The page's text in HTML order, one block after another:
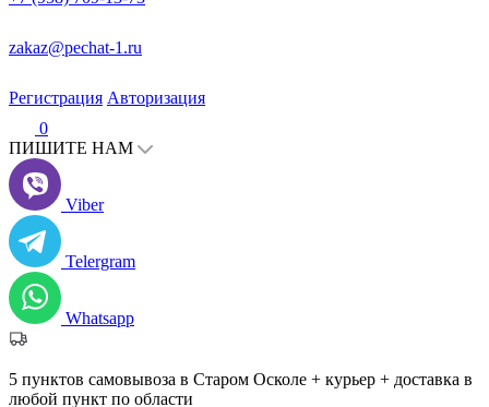
zakaz@pechat-1.ru
Регистрация Авторизация
0
ПИШИТЕ НАМ
Viber
Telergram
Whatsapp
5 пунктов самовывоза в Старом Осколе + курьер + доставка в
любой пункт по области